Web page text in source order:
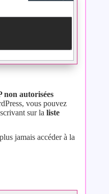
non autorisées
vous pouvez
sur la liste
jamais accéder à la